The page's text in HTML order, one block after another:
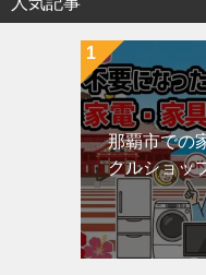
那覇市での
クルショッ